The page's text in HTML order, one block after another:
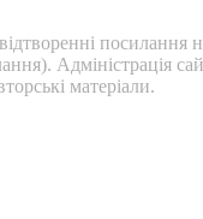
посилання
Адміністрація
матеріали.